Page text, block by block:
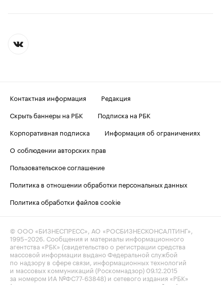
Контактная информация
Редакция
Скрыть баннеры на РБК
Подписка на РБК
Корпоративная подписка
Информация об ограничениях
О соблюдении авторских прав
Пользовательское соглашение
Политика в отношении обработки персональных данных
Политика обработки файлов cookie
© ООО «БИЗНЕСПРЕСС», АО «РОСБИЗНЕСКОНСАЛТИНГ»,
1995–2026 . Сообщения и материалы информационного
агентства «РБК» (свидетельство о регистрации средства
массовой информации выдано Федеральной службой
по надзору в сфере связи, информационных технологий
и массовых коммуникаций (Роскомнадзор) 09.12.2015
за номером ИА №ФС77-63848) и сетевого издания «РБК»